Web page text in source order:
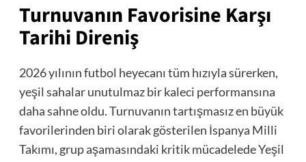
Turnuvanın Favorisine Karşı
Tarihi Direniş
2026 yılının futbol heyecanı tüm hızıyla sürerken,
yeşil sahalar unutulmaz bir kaleci performansına
daha sahne oldu. Turnuvanın tartışmasız en büyük
favorilerinden biri olarak gösterilen İspanya Milli
Takımı, grup aşamasındaki kritik mücadelede Yeşil